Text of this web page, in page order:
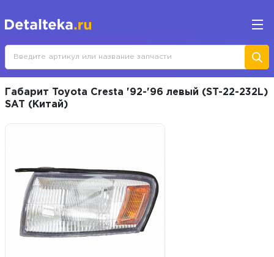
Габарит Toyota Cresta '92-'96 левый (ST-22-232L)
SAT (Китай)